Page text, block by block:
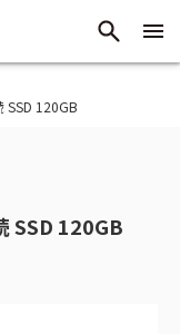
SSD 120GB
SSD 120GB